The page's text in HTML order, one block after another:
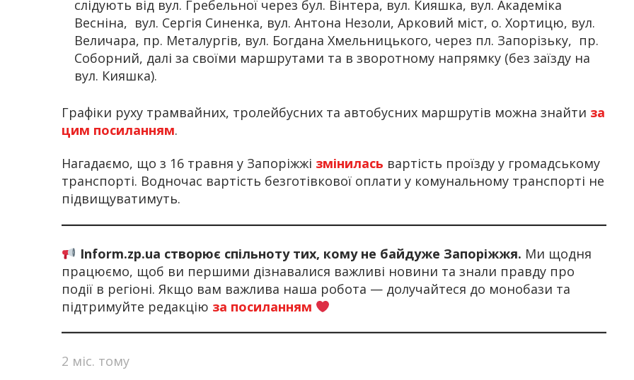
слідують від вул. Гребельної через бул. Вінтера, вул. Кияшка, вул. Академіка
Весніна, вул. Сергія Синенка, вул. Антона Незоли, Арковий міст, о. Хортицю, вул.
Величара, пр. Металургів, вул. Богдана Хмельницького, через пл. Запорізьку, пр.
Соборний, далі за своїми маршрутами та в зворотному напрямку (без заїзду на
вул. Кияшка).
Графіки руху трамвайних, тролейбусних та автобусних маршрутів можна знайти за
цим посиланням.
Нагадаємо, що з 16 травня у Запоріжжі змінилась вартість проїзду у громадському
транспорті. Водночас вартість безготівкової оплати у комунальному транспорті не
підвищуватимуть.
Inform.zp.ua створює спільноту тих, кому не байдуже Запоріжжя. Ми щодня
працюємо, щоб ви першими дізнавалися важливі новини та знали правду про
події в регіоні. Якщо вам важлива наша робота — долучайтеся до монобази та
підтримуйте редакцію за посиланням
2 міс. тому